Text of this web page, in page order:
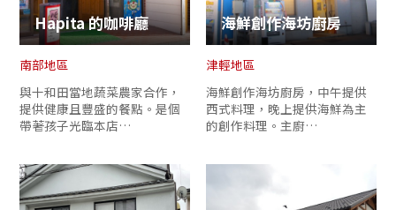
Hapita 的咖啡廳
南部地區
與十和田當地蔬菜農家合作，
提供健康且豐盛的餐點。是個
帶著孩子光臨本店…
海鮮創作海坊廚房
津輕地區
海鮮創作海坊廚房，中午提供
西式料理，晚上提供海鮮為主
的創作料理。主廚…